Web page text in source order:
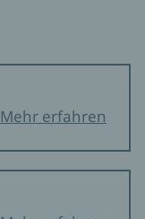
Mehr erfahren